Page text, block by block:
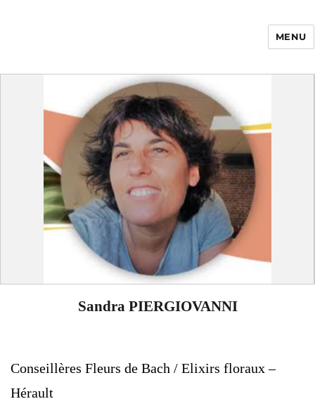
Enfance Made in
France
MENU
Sandra PIERGIOVANNI
Conseillères Fleurs de Bach / Elixirs floraux –
Hérault